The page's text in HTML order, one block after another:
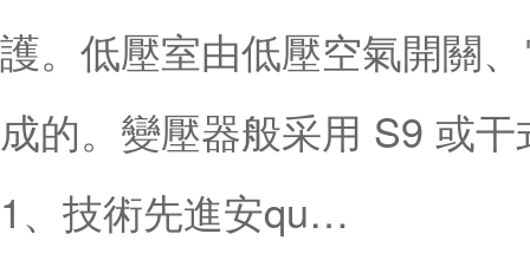
護。低壓室由低壓空氣開關
成的。變壓器般采用 S9 或
1、技術先進安qu…